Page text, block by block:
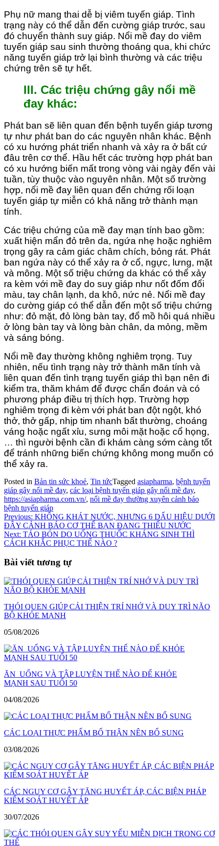
Phụ nữ mang thai dễ bị viêm tuyến giáp. Tình
trạng này có thể dẫn đến cường giáp trước, sau
đó chuyển thành suy giáp. Nổi mề đay do viêm
tuyến giáp sau sinh thường thoáng qua, khi chức
năng tuyến giáp trở lại bình thường và các triệu
chứng trên sẽ tự hết.
III. Các triệu chứng gây nổi mề
đay khác:
Phát ban sẽ liên quan đến bệnh tuyến giáp tương
tự như phát ban do các nguyên nhân khác. Bệnh
có xu hướng phát triển nhanh và xảy ra ở bất cứ
đâu trên cơ thể. Hầu hết các trường hợp phát ban
có xu hướng biến mất trong vòng vài ngày đến vài
tuần, tùy thuộc vào nguyên nhân. Một số trường
hợp, nổi mề đay liên quan đến chứng rối loạn
tuyến giáp tự miễn có khả năng trở thành mạn
tính.
Các triệu chứng của mề đay mạn tính bao gồm:
xuất hiện mẩn đỏ trên da, ngứa nhẹ hoặc nghiêm
trọng gây ra cảm giác châm chích, bỏng rát. Phát
ban ngứa này có thể xảy ra ở cổ, ngực, lưng, mặt
và mông. Một số triệu chứng da khác có thể xảy
ra kèm với mề đay do suy giáp như nốt đốm đổi
màu, tay chân lạnh, da khô, nức nẻ. Nổi mề đay
do cường giáp có thể dẫn đến một số triệu chứng
như: đỏ mặt, đỏ lòng bàn tay, đổ mồ hôi quá nhiều
ở lòng bàn tay và lòng bàn chân, da mỏng, mềm
và sáng bóng.
Nổi mề đay thường không nghiêm trọng. Tuy
nhiên, nếu tình trạng này trở thành mãn tính và
liên quan đến tình trạng tuyến giáp thì bạn nên đi
kiểm tra, thăm khám để được chẩn đoán và có
phương pháp điều trị thích hợp. Trường hợp
nghiêm trọng đi kèm với phát ban đột ngột, khó
thở, thở gấp, nhịp tim nhanh bất thường, choáng
váng hoặc ngất xỉu, sưng môi mặt hoặc cổ họng,
… thì người bệnh cần đi khám càng sớm càng tốt
để tránh những biến chứng không mong muốn có
thể xảy ra.
Posted in Bản tin sức khoẻ, Tin tứcTagged asiapharma, bệnh tuyến
giáp gây nổi mề đay, các loại bệnh tuyến giáp gây nổi mề đay,
https://asiapharma.com.vn/, nổi mề đay thường xuyên cảnh báo
bệnh tuyến giáp
Điều
hướng
bài
viết
Previous: KHÔNG KHÁT NƯỚC, NHƯNG 6 DẤU HIỆU DƯỚI
ĐÂY CẢNH BÁO CƠ THỂ BẠN ĐANG THIẾU NƯỚC
Next: TÁO BÓN DO UỐNG THUỐC KHÁNG SINH THÌ
CÁCH KHẮC PHỤC THẾ NÀO ?
Bài viết tương tự
THÓI QUEN GIÚP CẢI THIỆN TRÍ NHỚ VÀ DUY TRÌ NÃO
BỘ KHỎE MẠNH
05/08/2026
ĂN UỐNG VÀ TẬP LUYỆN THẾ NÀO ĐỂ KHỎE
MẠNH SAU TUỔI 50
04/08/2026
CÁC LOẠI THỰC PHẨM BỔ THẬN NÊN BỔ SUNG
03/08/2026
CÁC NGUY CƠ GÂY TĂNG HUYẾT ÁP, CÁC BIỆN PHÁP
KIỂM SOÁT HUYẾT ÁP
30/07/2026